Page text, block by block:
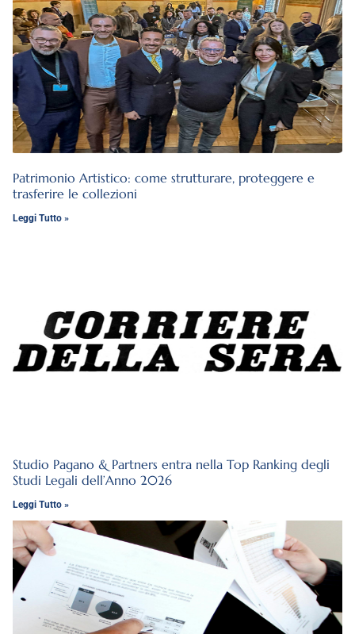
Patrimonio Artistico: come strutturare, proteggere e
trasferire le collezioni
Leggi Tutto »
Studio Pagano & Partners entra nella Top Ranking degli
Studi Legali dell’Anno 2026
Leggi Tutto »